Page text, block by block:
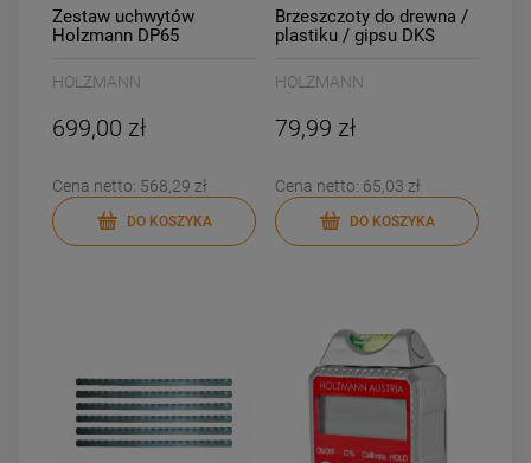
Zestaw uchwytów
Holzmann DP65
HOLZMANN
699,00 zł
Cena netto: 568,29 zł
DO KOSZYKA
Brzeszczoty do drewna /
plastiku / gipsu DKS
HOLZMANN
79,99 zł
Cena netto: 65,03 zł
DO KOSZYKA